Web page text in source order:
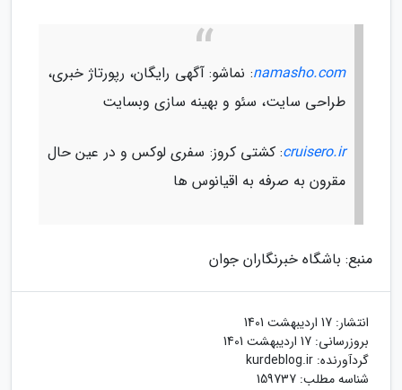
namasho.com: نماشو: آگهی رایگان، رپورتاژ خبری،
طراحی سایت، سئو و بهینه سازی وبسایت
cruisero.ir: کشتی کروز: سفری لوکس و در عین حال
مقرون به صرفه به اقیانوس ها
منبع: باشگاه خبرنگاران جوان
انتشار: 17 اردیبهشت 1401
بروزرسانی: 17 اردیبهشت 1401
گردآورنده: kurdeblog.ir
شناسه مطلب: 159737